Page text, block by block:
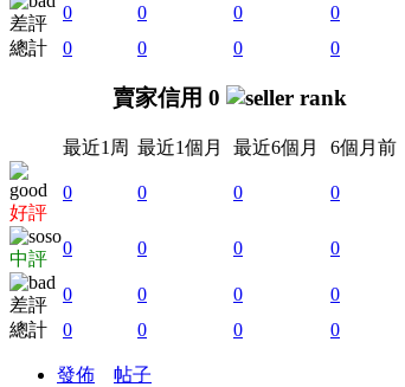
差評
0 0 0 0
總計
0 0 0 0
賣家信用 0
最近1周 最近1個月 最近6個月 6個月前
好評
0 0 0 0
中評
0 0 0 0
差評
0 0 0 0
總計
0 0 0 0
發佈
帖子